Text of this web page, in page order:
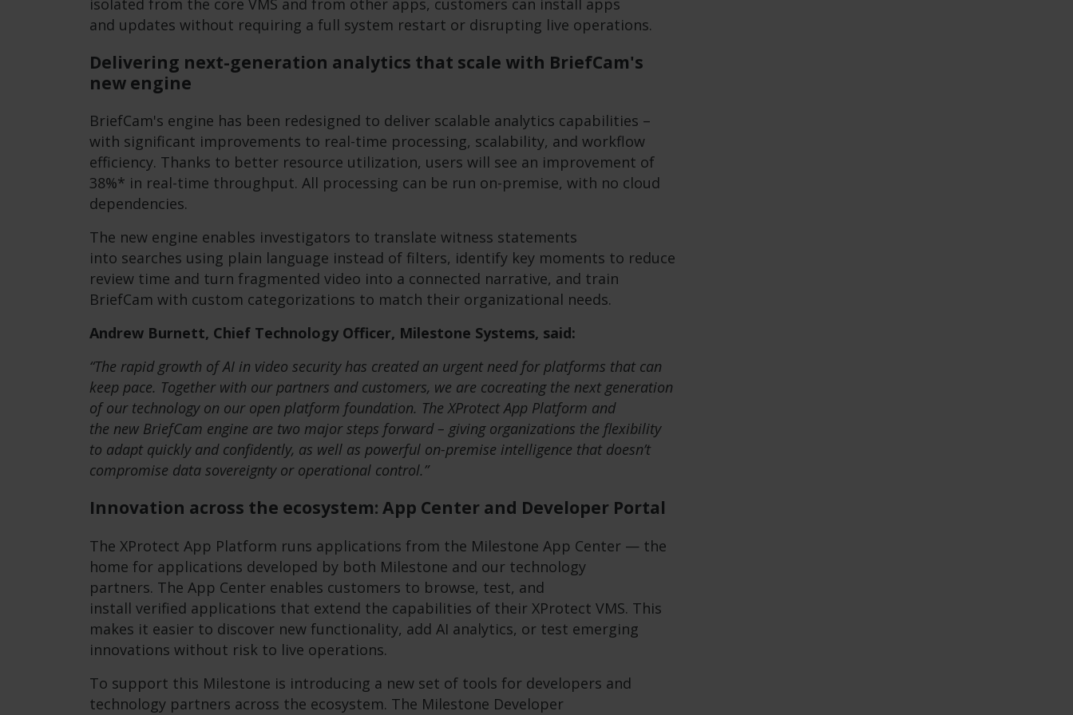
isolated from the core VMS and from other apps, customers can install apps
and updates without requiring a full system restart or disrupting live operations.
Delivering next-generation analytics that scale with BriefCam's
new engine
BriefCam's engine has been redesigned to deliver scalable analytics capabilities –
with significant improvements to real-time processing, scalability, and workflow
efficiency. Thanks to better resource utilization, users will see an improvement of
38%* in real-time throughput. All processing can be run on-premise, with no cloud
dependencies.
The new engine enables investigators to translate witness statements
into searches using plain language instead of filters, identify key moments to reduce
review time and turn fragmented video into a connected narrative, and train
BriefCam with custom categorizations to match their organizational needs.
Andrew Burnett, Chief Technology Officer, Milestone Systems, said:
“The rapid growth of AI in video security has created an urgent need for platforms that can
keep pace. Together with our partners and customers, we are cocreating the next generation
of our technology on our open platform foundation. The XProtect App Platform and
the new BriefCam engine are two major steps forward – giving organizations the flexibility
to adapt quickly and confidently, as well as powerful on-premise intelligence that doesn’t
compromise data sovereignty or operational control.”
Innovation across the ecosystem: App Center and Developer Portal
The XProtect App Platform runs applications from the Milestone App Center — the
home for applications developed by both Milestone and our technology
partners. The App Center enables customers to browse, test, and
install verified applications that extend the capabilities of their XProtect VMS. This
makes it easier to discover new functionality, add AI analytics, or test emerging
innovations without risk to live operations.
To support this Milestone is introducing a new set of tools for developers and
technology partners across the ecosystem. The Milestone Developer